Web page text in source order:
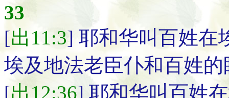
33
[出11:3] 耶和华叫百姓在
埃及地法老臣仆和百姓
[出12:36] 耶和华叫百姓